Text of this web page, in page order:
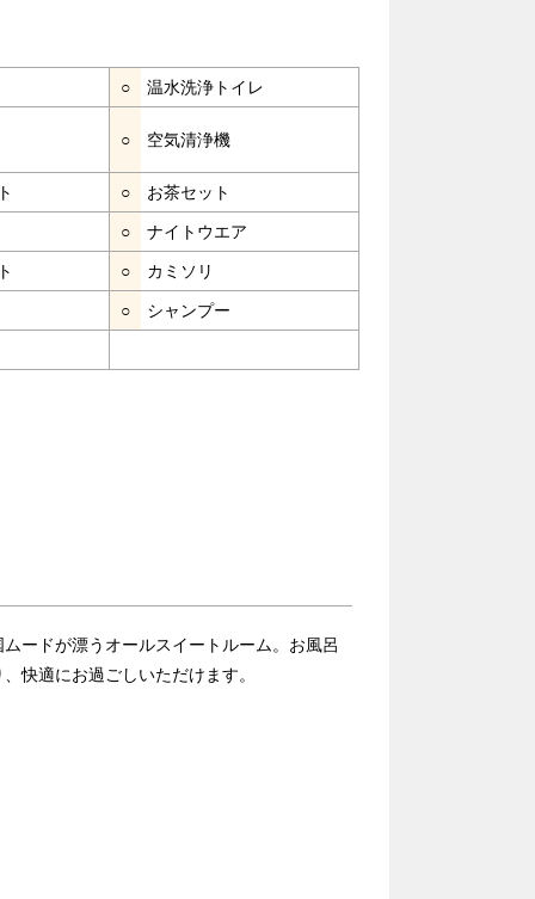
○ 温水洗浄トイレ
○ 空気清浄機
○ お茶セット
○ ナイトウエア
○ カミソリ
○ シャンプー
ードが漂うオールスイートルーム。お風呂
快適にお過ごしいただけます。